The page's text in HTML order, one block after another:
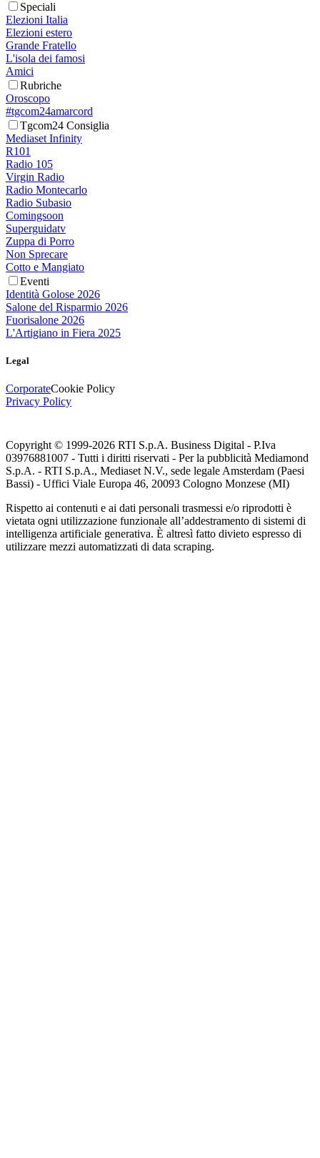
Speciali
Elezioni Italia
Elezioni estero
Grande Fratello
L'isola dei famosi
Amici
Rubriche
Oroscopo
#tgcom24amarcord
Tgcom24 Consiglia
Mediaset Infinity
R101
Radio 105
Virgin Radio
Radio Montecarlo
Radio Subasio
Comingsoon
Superguidatv
Zuppa di Porro
Non Sprecare
Cotto e Mangiato
Eventi
Identità Golose 2026
Salone del Risparmio 2026
Fuorisalone 2026
L'Artigiano in Fiera 2025
Legal
CorporateCookie Policy
Privacy Policy
Copyright © 1999-2026 RTI S.p.A. Business Digital - P.Iva
03976881007 - Tutti i diritti riservati - Per la pubblicità Mediamond
S.p.A. - RTI S.p.A., Mediaset N.V., sede legale Amsterdam (Paesi
Bassi) - Uffici Viale Europa 46, 20093 Cologno Monzese (MI)
Rispetto ai contenuti e ai dati personali trasmessi e/o riprodotti è
vietata ogni utilizzazione funzionale all’addestramento di sistemi di
intelligenza artificiale generativa. È altresì fatto divieto espresso di
utilizzare mezzi automatizzati di data scraping.